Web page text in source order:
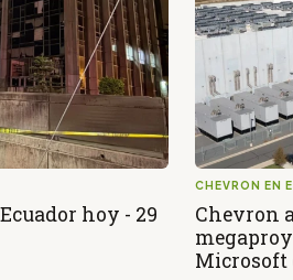
hoy - 29
CHEVRON EN
Chevron
Microsoft